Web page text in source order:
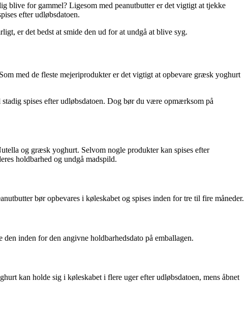
blive for gammel? Ligesom med peanutbutter er det vigtigt at tjekke
efter udløbsdatoen.
er det bedst at smide den ud for at undgå at blive syg.
med de fleste mejeriprodukter er det vigtigt at opbevare græsk yoghurt
spises efter udløbsdatoen. Dog bør du være opmærksom på
og græsk yoghurt. Selvom nogle produkter kan spises efter
holdbarhed og undgå madspild.
bør opbevares i køleskabet og spises inden for tre til fire måneder.
inden for den angivne holdbarhedsdato på emballagen.
kan holde sig i køleskabet i flere uger efter udløbsdatoen, mens åbnet